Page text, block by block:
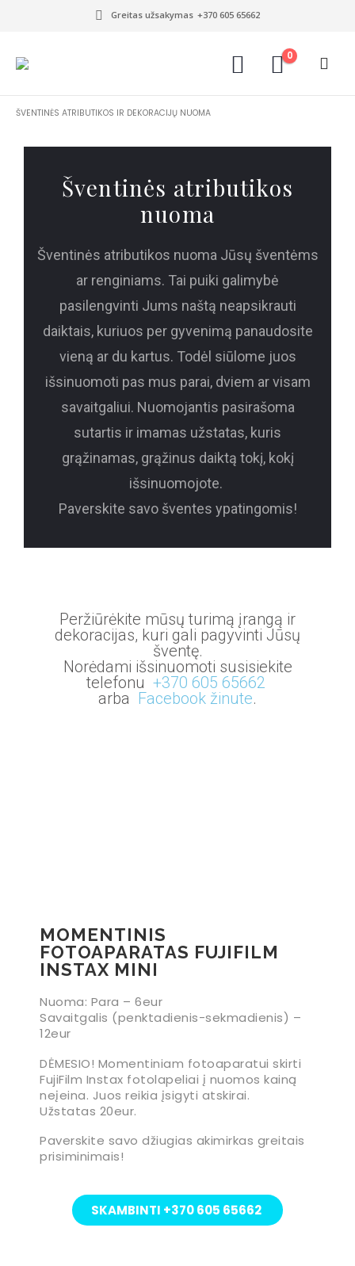
Greitas užsakymas +370 605 65662
0
ŠVENTINĖS ATRIBUTIKOS IR DEKORACIJŲ NUOMA
Šventinės atributikos
nuoma
Šventinės atributikos nuoma Jūsų šventėms
ar renginiams. Tai puiki galimybė
pasilengvinti Jums naštą neapsikrauti
daiktais, kuriuos per gyvenimą panaudosite
vieną ar du kartus. Todėl siūlome juos
išsinuomoti pas mus parai, dviem ar visam
savaitgaliui. Nuomojantis pasirašoma
sutartis ir imamas užstatas, kuris
grąžinamas, grąžinus daiktą tokį, kokį
išsinuomojote.
Paverskite savo šventes ypatingomis!
Peržiūrėkite mūsų turimą įrangą ir
dekoracijas, kuri gali pagyvinti Jūsų
šventę.
Norėdami išsinuomoti susisiekite
telefonu +370 605 65662
arba Facebook žinute.
MOMENTINIS
FOTOAPARATAS FUJIFILM
INSTAX MINI
Nuoma: Para – 6eur
Savaitgalis (penktadienis-sekmadienis) –
12eur
DĖMESIO! Momentiniam fotoaparatui skirti
FujiFilm Instax fotolapeliai į nuomos kainą
neįeina. Juos reikia įsigyti atskirai.
Užstatas 20eur.
Paverskite savo džiugias akimirkas greitais
prisiminimais!​
SKAMBINTI +370 605 65662